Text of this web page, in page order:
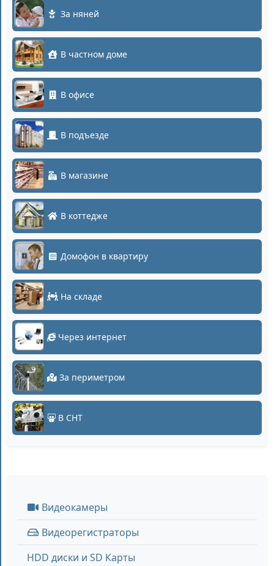
За няней
В частном доме
В офисе
В подъезде
В магазине
В коттедже
Домофон в квартиру
На складе
Через интернет
За периметром
В СНТ
Видеокамеры
Видеорегистраторы
HDD диски и SD Карты